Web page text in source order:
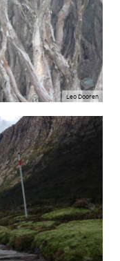
Leo Dooren